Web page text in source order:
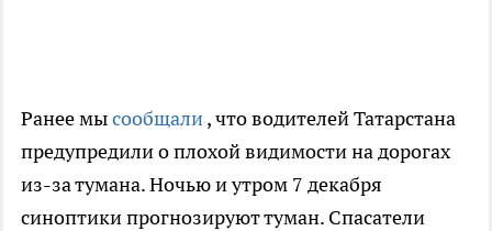
Ранее мысообщали, что водителей Татарстана
предупредили о плохой видимости на дорогах
из-за тумана. Ночью и утром 7 декабря
синоптики прогнозируют туман. Спасатели